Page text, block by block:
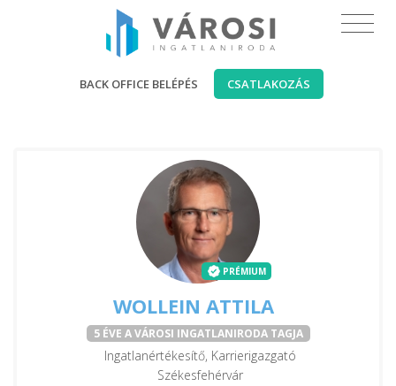
BACK OFFICE BELÉPÉS CSATLAKOZÁS
PRÉMIUM
WOLLEIN ATTILA
5 ÉVE A VÁROSI INGATLANIRODA TAGJA
Ingatlanértékesítő, Karrierigazgató
Székesfehérvár